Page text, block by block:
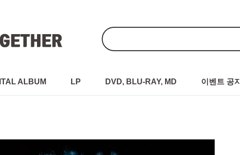
ALBUM LP DVD, BLU-RAY, MD 이벤트 공지